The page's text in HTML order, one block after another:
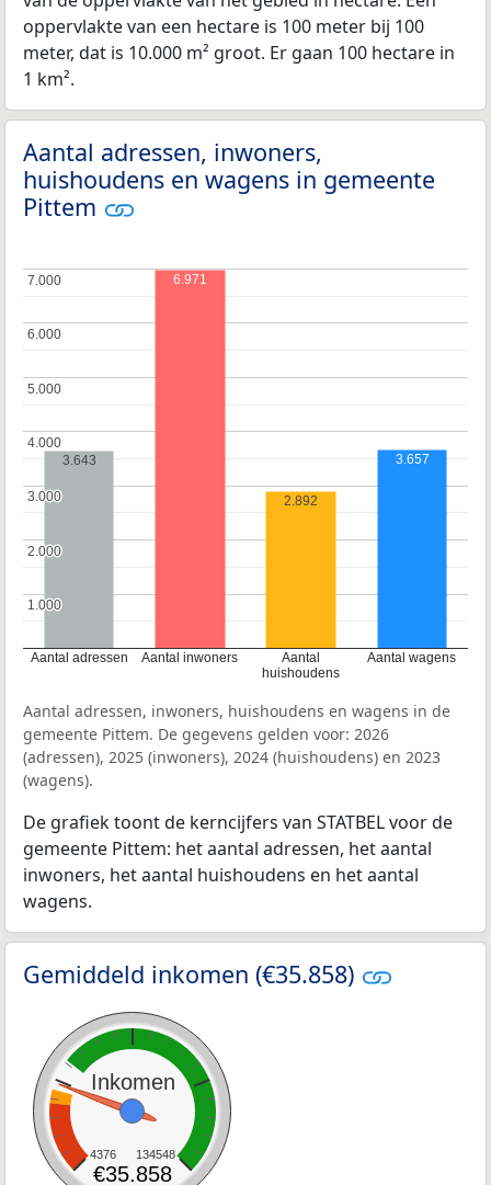
oppervlakte van een hectare is 100 meter bij 100
meter, dat is 10.000 m² groot. Er gaan 100 hectare in
1 km².
Aantal adressen, inwoners,
huishoudens en wagens in gemeente
Pittem
Aantal adressen Aantal inwoners
Aantal
huishoudens
Aantal wagens
1.000
1.000
2.000
2.000
3.000
3.000
4.000
4.000
5.000
5.000
6.000
6.000
7.000
7.000
3.643
6.971
2.892
3.657
Aantal adressen, inwoners, huishoudens en wagens in de
gemeente Pittem. De gegevens gelden voor: 2026
(adressen), 2025 (inwoners), 2024 (huishoudens) en 2023
(wagens).
De grafiek toont de kerncijfers van STATBEL voor de
gemeente Pittem: het aantal adressen, het aantal
inwoners, het aantal huishoudens en het aantal
wagens.
Gemiddeld inkomen (€35.858)
Inkomen
4376 134548
€35.858